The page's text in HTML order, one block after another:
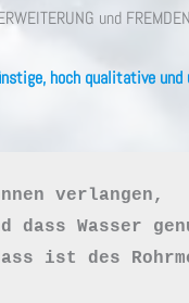
und
hoch qualitative und
verlangen,
dass Wasser
ist des